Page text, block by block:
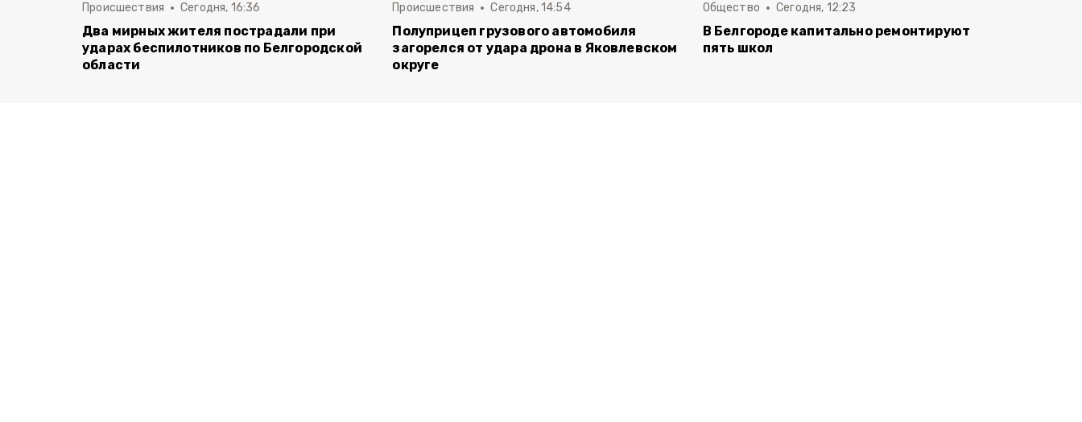
Происшествия Сегодня, 16:36
Два мирных жителя пострадали при
ударах беспилотников по Белгородской
области
Происшествия Сегодня, 14:54
Полуприцеп грузового автомобиля
загорелся от удара дрона в Яковлевском
округе
Общество Сегодня, 12:23
В Белгороде капитально ремонтируют
пять школ